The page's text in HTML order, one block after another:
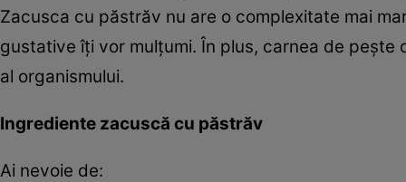
Zacusca cu păstrăv nu are o complexitate mai
gustative îţi vor mulţumi. În plus, carnea de
al organismului.
Ingrediente zacuscă cu păstrăv
Ai nevoie de: